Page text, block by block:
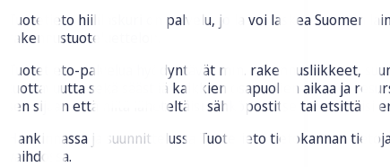
Tuotetieto hiililaskuri on palvelu, jolla voi laskea Suomen
rakennustuoteluettelon.
Tuotetieto-palvelua hyödyntävät mm. rakennusliikkeet,
tuottavuutta sekä säästää kaikkien osapuolien aikaa ja
sen sijaan että niitä läheteltäisi sähköpostitse tai etsittäisi
Hankinnassa ja suunnittelussa Tuotetieto tietokannan
vaihdossa.